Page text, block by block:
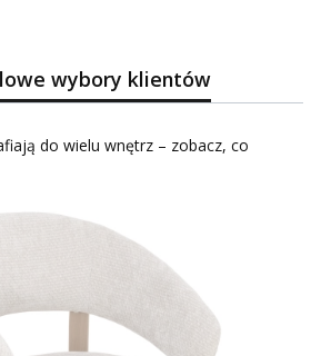
wybory klientów
do wielu wnętrz – zobacz, co